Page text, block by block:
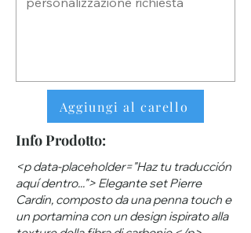
Aggiungi al carello
Info Prodotto:
<p data-placeholder="Haz tu traducción
aquí dentro..."> Elegante set Pierre
Cardin, composto da una penna touch e
un portamina con un design ispirato alla